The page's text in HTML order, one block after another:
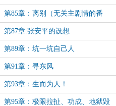
第85章：离别（无关主剧情的番
外）
第87章:张安平的设想
第89章：坑一坑自己人
第91章：寻东风
第93章：生而为人！
第95章：极限拉扯、功成、地狱毁